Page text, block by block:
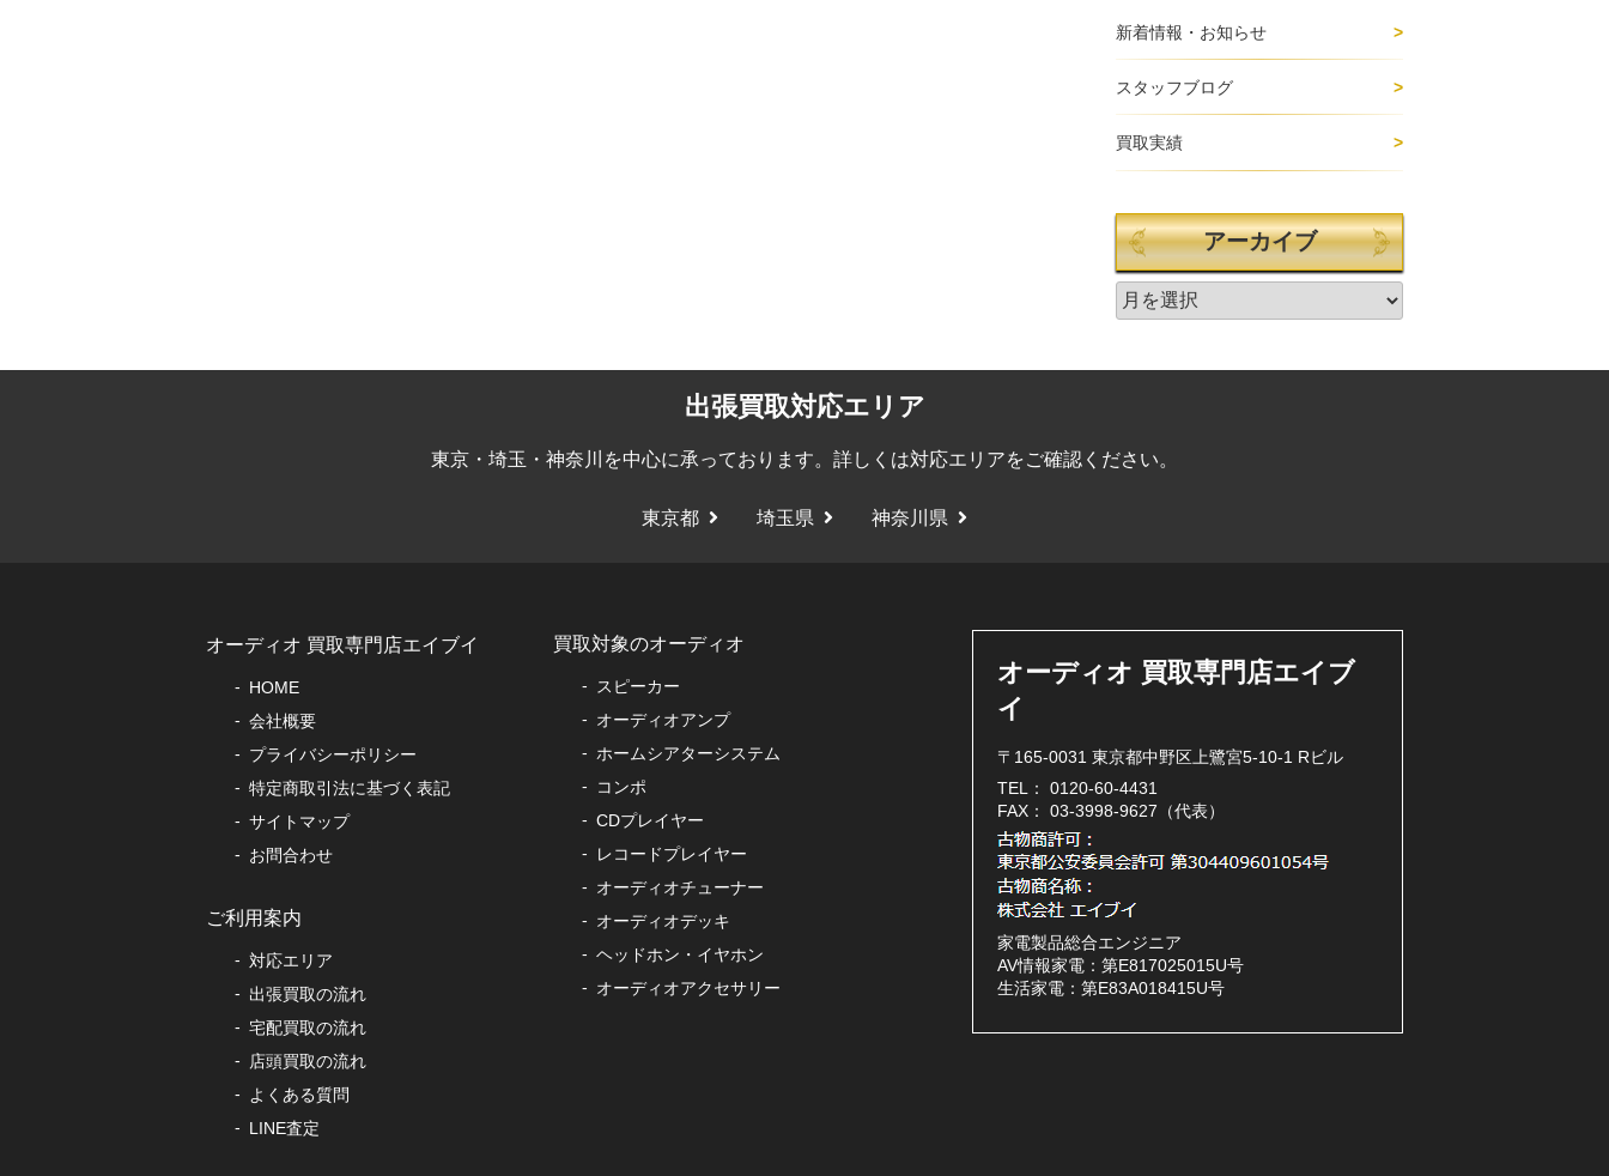
新着情報・お知らせ
スタッフブログ
買取実績
アーカイブ
出張買取対応エリア
東京・埼玉・神奈川を中心に承っております。詳しくは対応エリアをご確認ください。
東京都 埼玉県 神奈川県
オーディオ 買取専門店エイブイ
HOME
会社概要
プライバシーポリシー
特定商取引法に基づく表記
サイトマップ
お問合わせ
買取対象のオーディオ
スピーカー
オーディオアンプ
ホームシアターシステム
コンポ
CDプレイヤー
レコードプレイヤー
オーディオチューナー
オーディオデッキ
ヘッドホン・イヤホン
オーディオアクセサリー
ご利用案内
対応エリア
出張買取の流れ
宅配買取の流れ
店頭買取の流れ
よくある質問
LINE査定
オーディオ 買取専門店エイブ
イ
〒165-0031 東京都中野区上鷺宮5-10-1 Rビル
TEL： 0120-60-4431
FAX： 03-3998-9627（代表）
家電製品総合エンジニア
AV情報家電：第E817025015U号
生活家電：第E83A018415U号